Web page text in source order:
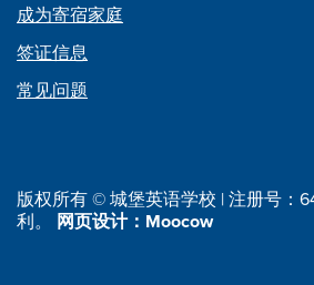
成为寄宿家庭
签证信息
常见问题
版权所有 © 城堡英语学校 | 注册号：
利。 网页设计：Moocow